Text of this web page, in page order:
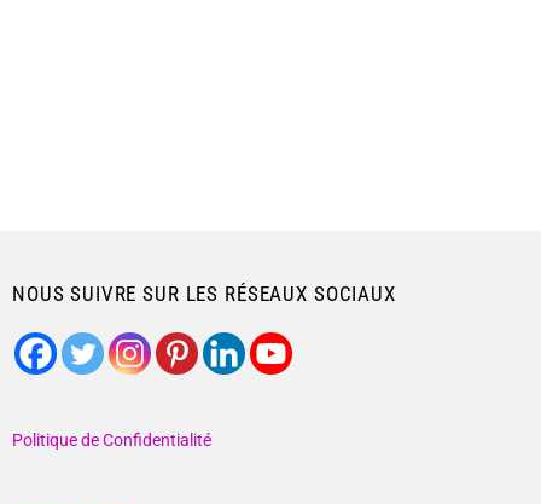
NOUS SUIVRE SUR LES RÉSEAUX SOCIAUX
Politique de Confidentialité